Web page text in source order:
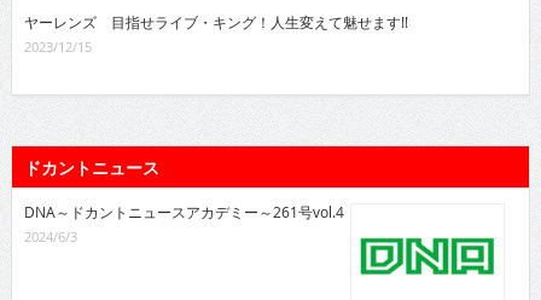
ヤーレンズ 目指せライブ・キング！人生変えて魅せます!!
2023/12/15
ドカントニュース
DNA～ドカントニュースアカデミー～261号vol.4
2024/6/3